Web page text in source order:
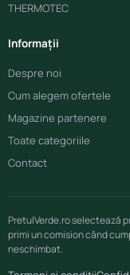
THERMOTEC
Informații
Despre noi
Cum alegem ofertele
Magazine partenere
Toate categoriile
Contact
PretulVerde.ro selectează
primi un comision când
neschimbat.